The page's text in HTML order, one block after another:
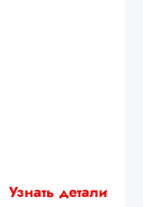
Узнать детали